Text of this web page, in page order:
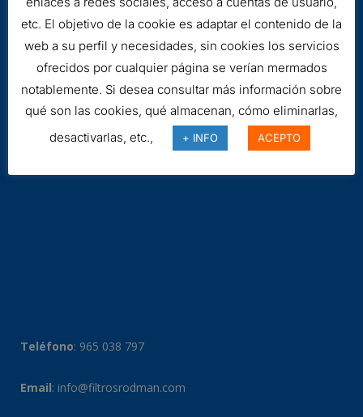
Teléfono: 965 038 797
Email: info@filtrosrodman.com
etc. El objetivo de la cookie es adaptar el contenido de la
web a su perfil y necesidades, sin cookies los servicios
ofrecidos por cualquier página se verían mermados
notablemente. Si desea consultar más información sobre
qué son las cookies, qué almacenan, cómo eliminarlas,
desactivarlas, etc.,
+ INFO ACEPTO